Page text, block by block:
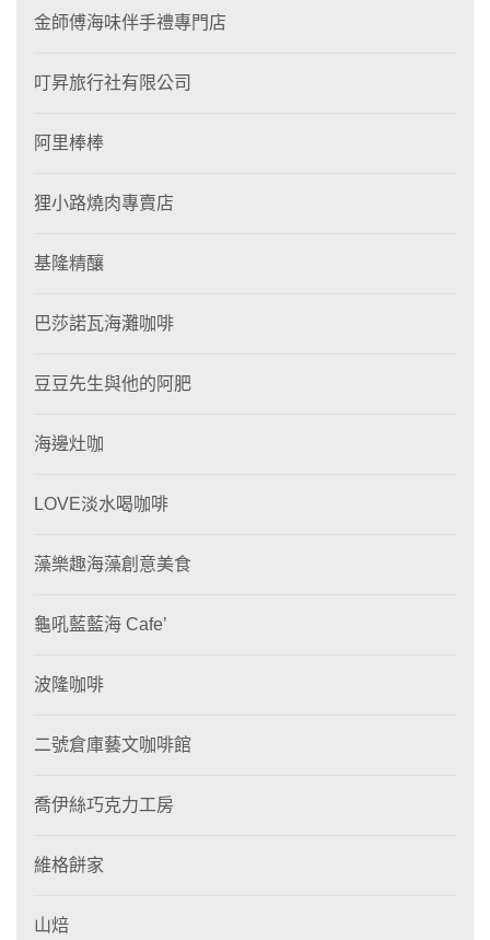
金師傅海味伴手禮專門店
叮昇旅行社有限公司
阿里棒棒
狸⼩路燒肉專賣店
基隆精釀
巴莎諾瓦海灘咖啡
豆豆先生與他的阿肥
海邊灶咖
LOVE淡水喝咖啡
藻樂趣海藻創意美食
龜吼藍藍海 Cafe’
波隆咖啡
二號倉庫藝文咖啡館
喬伊絲巧克力工房
維格餅家
山焙